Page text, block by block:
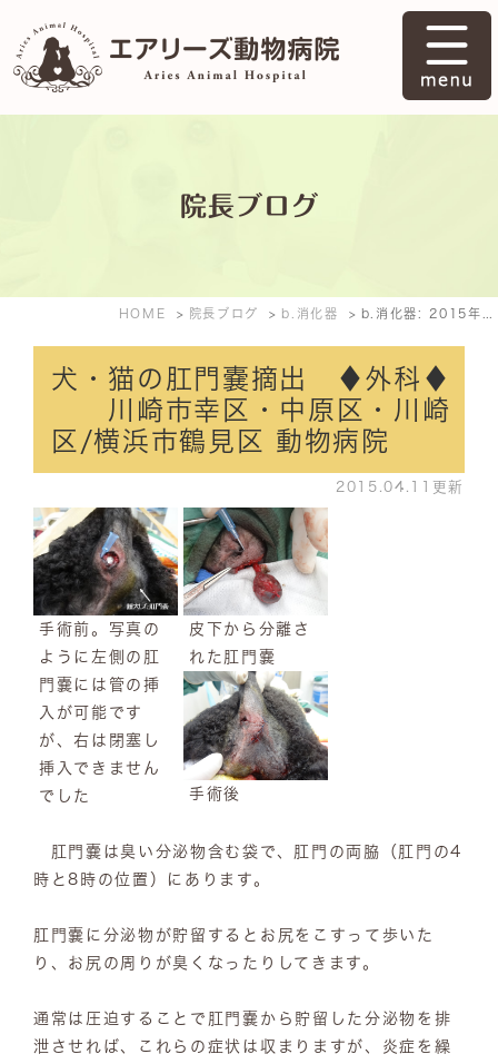
院長ブログ
HOME 院長ブログ b.消化器
犬・猫の肛門嚢摘出 ♦外科♦
川崎市幸区・中原区・川崎
区/横浜市鶴見区 動物病院
2015.04.11更新
手術前。写真の
ように左側の肛
門嚢には管の挿
入が可能です
が、右は閉塞し
挿入できません
でした
皮下から分離さ
れた肛門嚢
手術後
肛門嚢は臭い分泌物含む袋で、肛門の両脇（肛門の4
時と8時の位置）にあります。
肛門嚢に分泌物が貯留するとお尻をこすって歩いた
り、お尻の周りが臭くなったりしてきます。
通常は圧迫することで肛門嚢から貯留した分泌物を排
泄させれば、これらの症状は収まりますが、炎症を繰